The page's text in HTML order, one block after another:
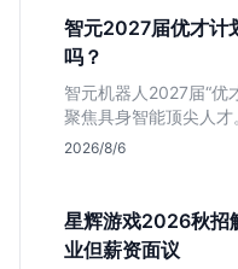
智元2027届优才计
吗？
智元机器人2027届“优
聚焦具身智能顶尖人
槛，分析算法、仿真等
2026/8/6
星辉游戏2026秋招
业但薪资面议